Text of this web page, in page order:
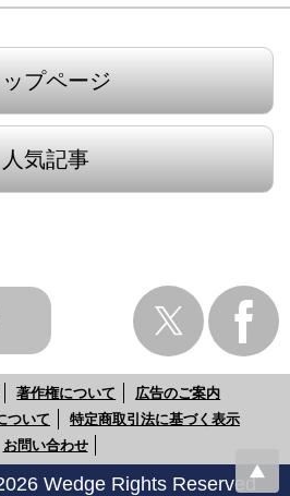
ップページ
人気記事
著作権について
広告のご案内
ついて
特定商取引法に基づく表示
お問い合わせ
Wedge Rights Reserved